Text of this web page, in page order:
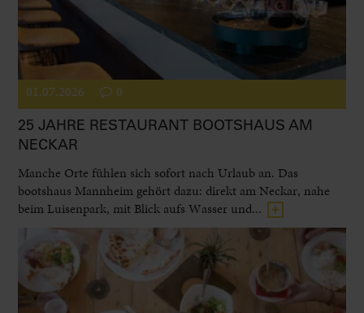
01.07.2026 0
25 JAHRE RESTAURANT BOOTSHAUS AM
NECKAR
Manche Orte fühlen sich sofort nach Urlaub an. Das
bootshaus Mannheim gehört dazu: direkt am Neckar, nahe
beim Luisenpark, mit Blick aufs Wasser und...